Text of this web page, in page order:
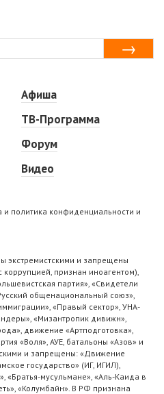
Афиша
ТВ-Программа
Форум
Видео
и политика конфиденциальности и
экстремистскими и запрещены
признан иноагентом),
партия», «Свидетели
общенациональный союз»,
«Правый сектор», УНА-
«Мизантропик дивижн»,
движение «Артподготовка»,
«Воля», АУЕ, батальоны «Азов» и
и запрещены: «Движение
государство» (ИГ, ИГИЛ),
«Братья-мусульмане», «Аль-Каида в
«Колумбайн». В РФ признана